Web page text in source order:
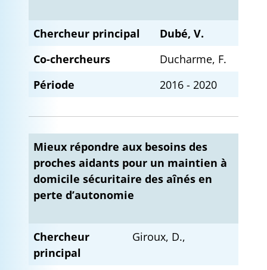
Chercheur principal
Dubé, V.
Co-chercheurs
Ducharme, F.
Période
2016 - 2020
Mieux répondre aux besoins des
proches aidants pour un maintien à
domicile sécuritaire des aînés en
perte d’autonomie
Chercheur
principal
Giroux, D.,